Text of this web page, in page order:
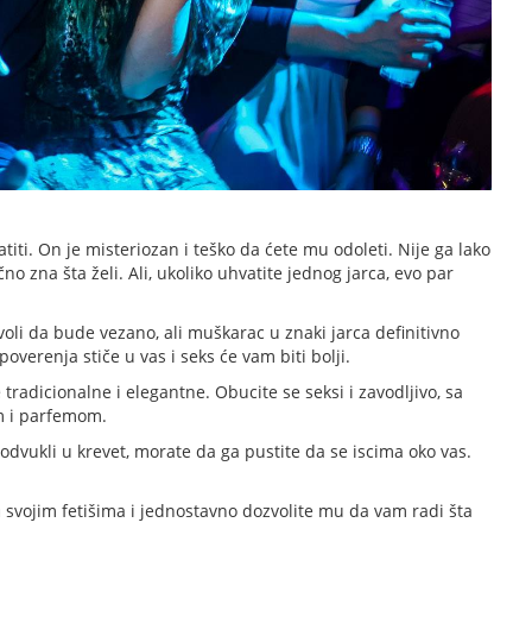
On je misteriozan i teško da ćete mu odoleti. Nije ga lako
zna šta želi. Ali, ukoliko uhvatite jednog jarca, evo par
da bude vezano, ali muškarac u znaki jarca definitivno
stiče u vas i seks će vam biti bolji.
i elegantne. Obucite se seksi i zavodljivo, sa
i parfemom.
u krevet, morate da ga pustite da se iscima oko vas.
fetišima i jednostavno dozvolite mu da vam radi šta